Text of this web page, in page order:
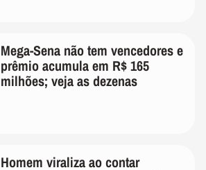
Mega-Sena não tem vencedores e
prêmio acumula em R$ 165
milhões; veja as dezenas
Homem viraliza ao contar